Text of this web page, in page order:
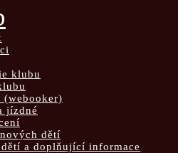
klubu
(webooker)
jízdné
dětí
a doplňující informace